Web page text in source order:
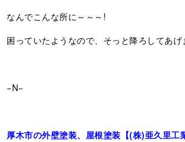
なんでこんな所に～～～!
困っていたようなので、そっと降ろしてあ
−N−
厚木市の外壁塗装、屋根塗装【(株)亜久里工